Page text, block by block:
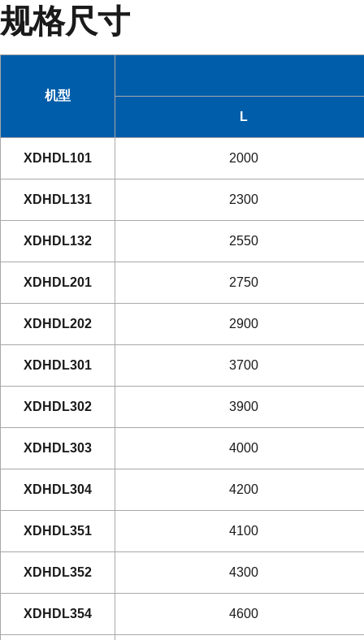
规格尺寸
机型
L
XDHDL101 2000
XDHDL131 2300
XDHDL132 2550
XDHDL201 2750
XDHDL202 2900
XDHDL301 3700
XDHDL302 3900
XDHDL303 4000
XDHDL304 4200
XDHDL351 4100
XDHDL352 4300
XDHDL354 4600